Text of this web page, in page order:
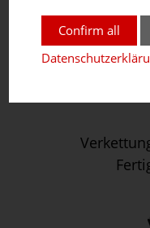
Confirm all